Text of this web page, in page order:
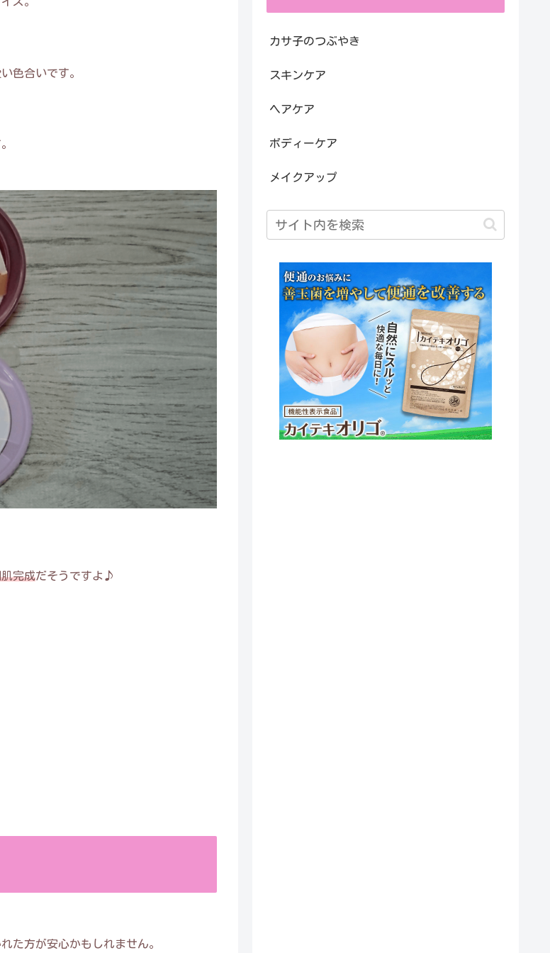
色合いです。
完成だそうですよ♪
た方が安心かもしれません。
カサ子のつぶやき
スキンケア
ヘアケア
ボディーケア
メイクアップ